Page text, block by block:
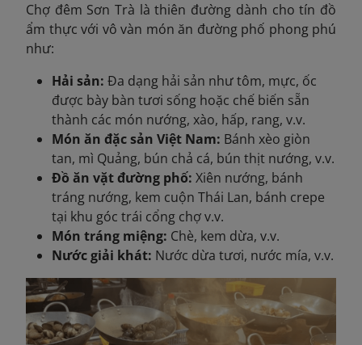
Chợ đêm Sơn Trà là thiên đường dành cho tín đồ
ẩm thực với vô vàn món ăn đường phố phong phú
như:
Hải sản: Đa dạng hải sản như tôm, mực, ốc
được bày bàn tươi sống hoặc chế biến sẵn
thành các món nướng, xào, hấp, rang, v.v.
Món ăn đặc sản Việt Nam: Bánh xèo giòn
tan, mì Quảng, bún chả cá, bún thịt nướng, v.v.
Đồ ăn vặt đường phố: Xiên nướng, bánh
tráng nướng, kem cuộn Thái Lan, bánh crepe
tại khu góc trái cổng chợ v.v.
Món tráng miệng: Chè, kem dừa, v.v.
Nước giải khát: Nước dừa tươi, nước mía, v.v.